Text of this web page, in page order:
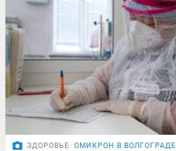
ЗДОРОВЬЕ ОМИКРОН В ВОЛГОГРАДЕ